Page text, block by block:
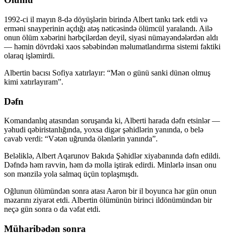
1992-ci il mayın 8-də döyüşlərin birində Albert tankı tərk etdi və
erməni snayperinin açdığı atəş nəticəsində ölümcül yaralandı. Ailə
onun ölüm xəbərini hərbçilərdən deyil, siyasi nümayəndələrdən aldı
— həmin dövrdəki xaos səbəbindən məlumatlandırma sistemi faktiki
olaraq işləmirdi.
Albertin bacısı Sofiya xatırlayır: “Mən o günü sanki dünən olmuş
kimi xatırlayıram”.
Dəfn
Komandanlıq atasından soruşanda ki, Alberti harada dəfn etsinlər —
yəhudi qəbiristanlığında, yoxsa digər şəhidlərin yanında, o belə
cavab verdi: “Vətən uğrunda ölənlərin yanında”.
Beləliklə, Albert Aqarunov Bakıda Şəhidlər xiyabanında dəfn edildi.
Dəfndə həm ravvin, həm də molla iştirak edirdi. Minlərlə insan onu
son mənzilə yola salmaq üçün toplaşmışdı.
Oğlunun ölümündən sonra atası Aaron bir il boyunca hər gün onun
məzarını ziyarət etdi. Albertin ölümünün birinci ildönümündən bir
neçə gün sonra o da vəfat etdi.
Müharibədən sonra